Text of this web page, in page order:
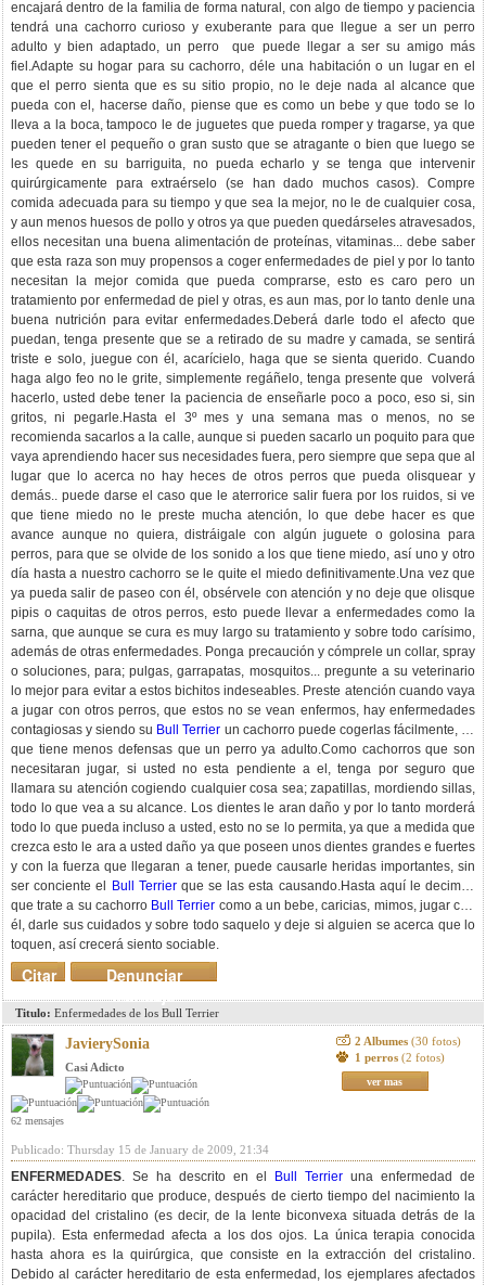
encajará dentro de la familia de forma natural, con algo de tiempo y paciencia
tendrá una cachorro curioso y exuberante para que llegue a ser un perro
adulto y bien adaptado, un perro que puede llegar a ser su amigo más
fiel.Adapte su hogar para su cachorro, déle una habitación o un lugar en el
que el perro sienta que es su sitio propio, no le deje nada al alcance que
pueda con el, hacerse daño, piense que es como un bebe y que todo se lo
lleva a la boca, tampoco le de juguetes que pueda romper y tragarse, ya que
pueden tener el pequeño o gran susto que se atragante o bien que luego se
les quede en su barriguita, no pueda echarlo y se tenga que intervenir
quirúrgicamente para extraérselo (se han dado muchos casos). Compre
comida adecuada para su tiempo y que sea la mejor, no le de cualquier cosa,
y aun menos huesos de pollo y otros ya que pueden quedárseles atravesados,
ellos necesitan una buena alimentación de proteínas, vitaminas... debe saber
que esta raza son muy propensos a coger enfermedades de piel y por lo tanto
necesitan la mejor comida que pueda comprarse, esto es caro pero un
tratamiento por enfermedad de piel y otras, es aun mas, por lo tanto denle una
buena nutrición para evitar enfermedades.Deberá darle todo el afecto que
puedan, tenga presente que se a retirado de su madre y camada, se sentirá
triste e solo, juegue con él, acarícielo, haga que se sienta querido. Cuando
haga algo feo no le grite, simplemente regáñelo, tenga presente que volverá
hacerlo, usted debe tener la paciencia de enseñarle poco a poco, eso si, sin
gritos, ni pegarle.Hasta el 3º mes y una semana mas o menos, no se
recomienda sacarlos a la calle, aunque si pueden sacarlo un poquito para que
vaya aprendiendo hacer sus necesidades fuera, pero siempre que sepa que al
lugar que lo acerca no hay heces de otros perros que pueda olisquear y
demás.. puede darse el caso que le aterrorice salir fuera por los ruidos, si ve
que tiene miedo no le preste mucha atención, lo que debe hacer es que
avance aunque no quiera, distráigale con algún juguete o golosina para
perros, para que se olvide de los sonido a los que tiene miedo, así uno y otro
día hasta a nuestro cachorro se le quite el miedo definitivamente.Una vez que
ya pueda salir de paseo con él, obsérvele con atención y no deje que olisque
pipis o caquitas de otros perros, esto puede llevar a enfermedades como la
sarna, que aunque se cura es muy largo su tratamiento y sobre todo carísimo,
además de otras enfermedades. Ponga precaución y cómprele un collar, spray
o soluciones, para; pulgas, garrapatas, mosquitos... pregunte a su veterinario
lo mejor para evitar a estos bichitos indeseables. Preste atención cuando vaya
a jugar con otros perros, que estos no se vean enfermos, hay enfermedades
contagiosas y siendo su Bull Terrier un cachorro puede cogerlas fácilmente, ya
que tiene menos defensas que un perro ya adulto.Como cachorros que son
necesitaran jugar, si usted no esta pendiente a el, tenga por seguro que
llamara su atención cogiendo cualquier cosa sea; zapatillas, mordiendo sillas,
todo lo que vea a su alcance. Los dientes le aran daño y por lo tanto morderá
todo lo que pueda incluso a usted, esto no se lo permita, ya que a medida que
crezca esto le ara a usted daño ya que poseen unos dientes grandes e fuertes
y con la fuerza que llegaran a tener, puede causarle heridas importantes, sin
ser conciente el
Bull Terrierque se las esta causando.Hasta aquí le decimos
que trate a su cachorro Bull Terrier como a un bebe, caricias, mimos, jugar con
él, darle sus cuidados y sobre todo saquelo y deje si alguien se acerca que lo
toquen, así crecerá siento sociable.
Denunciar
mensaje
Citar
Titulo: Enfermedades de los Bull Terrier
JavierySonia
Casi Adicto
62 mensajes
2 Albumes (30 fotos)
1 perros (2 fotos)
ver mas
Publicado: Thursday 15 de January de 2009, 21:34
ENFERMEDADES. Se ha descrito en el Bull Terrier una enfermedad de
carácter hereditario que produce, después de cierto tiempo del nacimiento la
opacidad del cristalino (es decir, de la lente biconvexa situada detrás de la
pupila). Esta enfermedad afecta a los dos ojos. La única terapia conocida
hasta ahora es la quirúrgica, que consiste en la extracción del cristalino.
Debido al carácter hereditario de esta enfermedad, los ejemplares afectados